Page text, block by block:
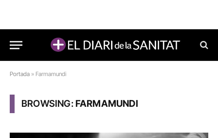
Portada » Farmamundi
BROWSING:FARMAMUNDI